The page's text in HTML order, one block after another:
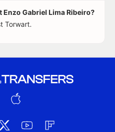
Gabriel Lima Ribeiro?
Torwart.